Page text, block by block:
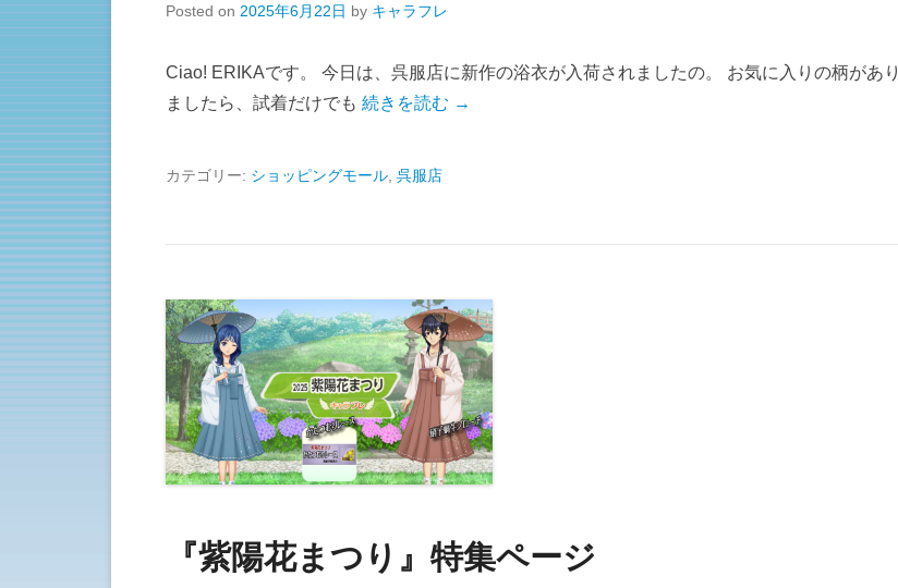
Posted on 2025年6月22日 by キャラフレ
Ciao! ERIKAです。 今日は、呉服店に新作の浴衣が入荷されましたの。 お気に入りの柄があり
ましたら、試着だけでも 続きを読む →
カテゴリー: ショッピングモール 呉服店
『紫陽花まつり』特集ページ